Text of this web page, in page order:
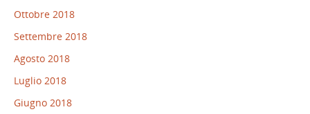
Ottobre 2018
Settembre 2018
Agosto 2018
Luglio 2018
Giugno 2018